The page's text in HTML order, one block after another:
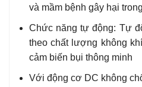
và mầm bệnh gây hại
Chức năng tự động: Tự
theo chất lượng không
cảm biến bụi thông minh
Với động cơ DC không